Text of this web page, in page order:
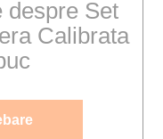
despre Set
Calibrata